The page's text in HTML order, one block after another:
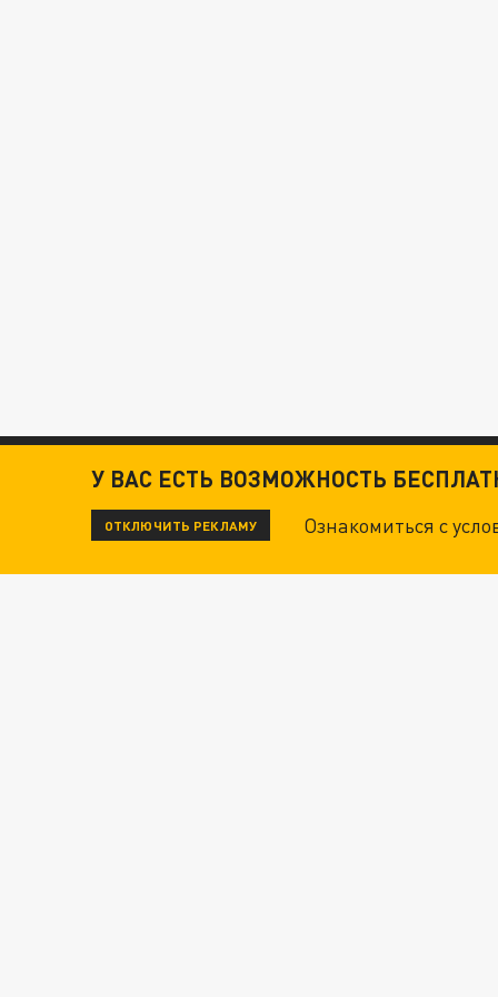
У ВАС ЕСТЬ ВОЗМОЖНОСТЬ
ОТКЛЮЧИТЬ РЕКЛАМУ Ознакомиться с